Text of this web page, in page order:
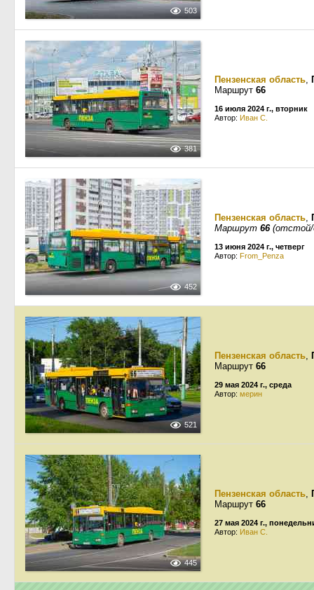
503
381
Пензенская область,
Маршрут 66
16 июля 2024 г., вторник
Автор: Иван С.
452
Пензенская область,
Маршрут 66(отстой/
13 июня 2024 г., четверг
Автор: From_Penza
521
Пензенская область,
Маршрут 66
29 мая 2024 г., среда
Автор: мерин
445
Пензенская область,
Маршрут 66
27 мая 2024 г.,
Автор: Иван С.